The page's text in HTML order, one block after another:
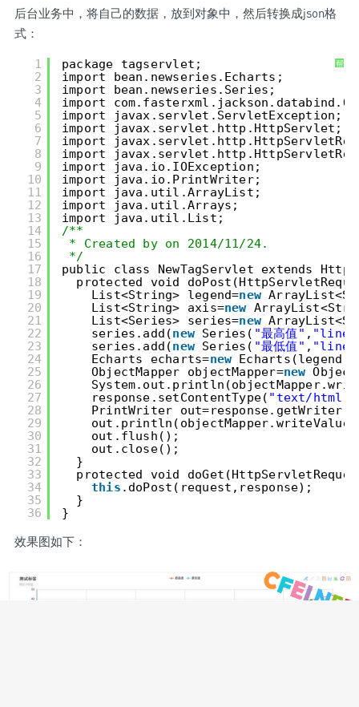
后台业务中，将自己的数据，放到对象中，然后转换成json格
式：
帮
1
2
3
4
5
6
7
8
9
10
11
12
13
14
15
16
17
18
19
20
21
22
23
24
25
26
27
28
29
30
31
32
33
34
35
36
package tagservlet;
import bean.newseries.Echarts;
import bean.newseries.Series;
import
import javax.servlet.ServletException;
import javax.servlet.http.HttpServlet;
import
import
import java.io.IOException;
import java.io.PrintWriter;
import java.util.ArrayList;
import java.util.Arrays;
import java.util.List;
/**
* Created by on 2014/11/24.
*/
public class NewTagServlet extends
protected void
List<String> legend=new
List<String> axis=new
List<Series> series=new
series.add(new Series( "最高值" , "line"
series.add(new Series( "最低值" , "line"
Echarts echarts=new
ObjectMapper objectMapper=new
response.setContentType( "text/
PrintWriter
out.flush();
out.close();
}
protected void
this .doPost(request,response);
}
}
效果图如下：